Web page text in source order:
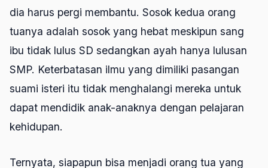
dia harus pergi membantu. Sosok kedua orang
tuanya adalah sosok yang hebat meskipun sang
ibu tidak lulus SD sedangkan ayah hanya lulusan
SMP. Keterbatasan ilmu yang dimiliki pasangan
suami isteri itu tidak menghalangi mereka untuk
dapat mendidik anak-anaknya dengan pelajaran
kehidupan.
Ternyata, siapapun bisa menjadi orang tua yang